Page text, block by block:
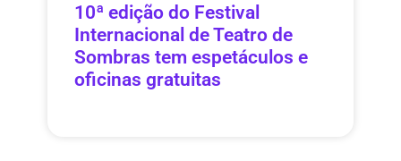
10ª edição do Festival
Internacional de Teatro de
Sombras tem espetáculos e
oficinas gratuitas